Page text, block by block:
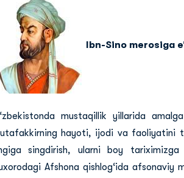
Ibn-Sino merosiga
mustaqillik yillarida
hayoti, ijodi va faoliyatini
singdirish, ularni boy
Afshona qishlog‘ida afsonaviy